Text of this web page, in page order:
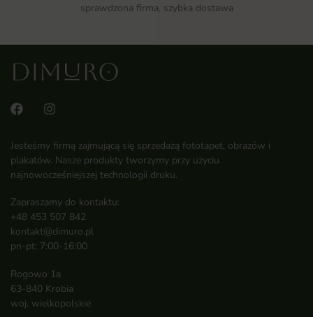
sprawdzona firma, szybka dostawa
Jesteśmy firmą zajmującą się sprzedażą fototapet, obrazów i
plakatów. Nasze produkty tworzymy przy użyciu
najnowocześniejszej technologii druku.
Zapraszamy do kontaktu:
+48 453 507 842
kontakt@dimuro.pl
pn-pt: 7:00-16:00
Rogowo 1a
63-840 Krobia
woj. wielkopolskie